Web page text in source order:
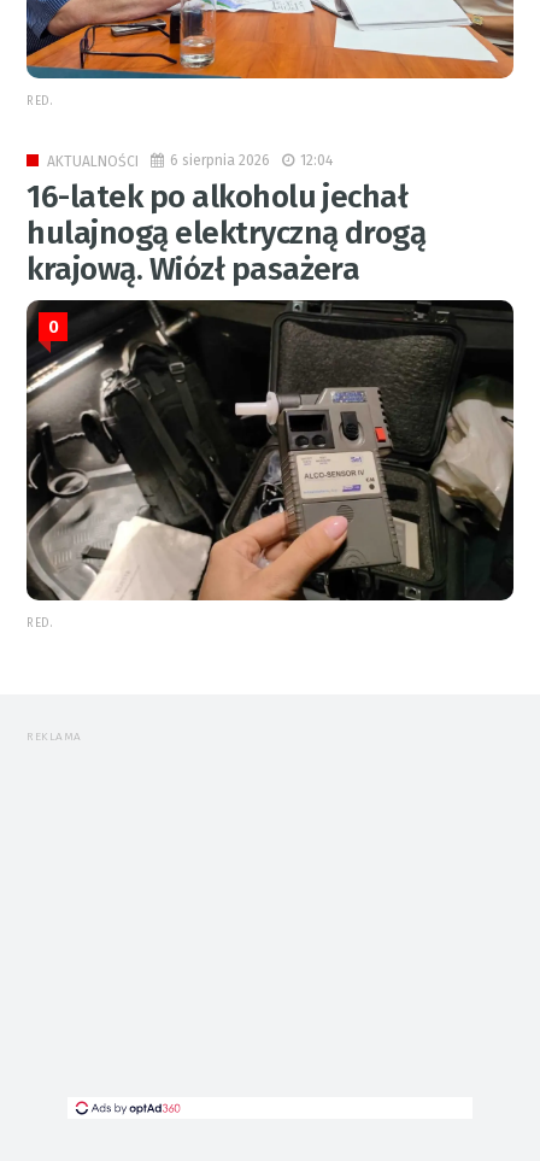
RED.
AKTUALNOŚCI 6 sierpnia 2026 12:04
16-latek po alkoholu jechał
hulajnogą elektryczną drogą
krajową. Wiózł pasażera
0
RED.
REKLAMA